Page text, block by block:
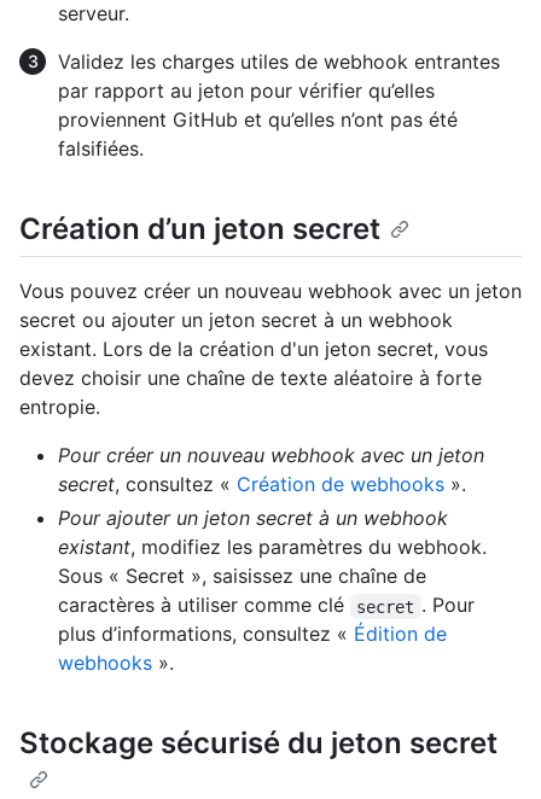
serveur.
Validez les charges utiles de webhook entrantes
par rapport au jeton pour vérifier qu’elles
proviennent GitHub et qu’elles n’ont pas été
falsifiées.
Création d’un jeton secret
Vous pouvez créer un nouveau webhook avec un jeton
secret ou ajouter un jeton secret à un webhook
existant. Lors de la création d'un jeton secret, vous
devez choisir une chaîne de texte aléatoire à forte
entropie.
Pour créer un nouveau webhook avec un jeton
secret, consultez « Création de webhooks ».
Pour ajouter un jeton secret à un webhook
existant, modifiez les paramètres du webhook.
Sous « Secret », saisissez une chaîne de
caractères à utiliser comme clé
secret . Pour
plus d’informations, consultez « Édition de
webhooks ».
Stockage sécurisé du jeton secret